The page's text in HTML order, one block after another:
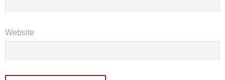
Website